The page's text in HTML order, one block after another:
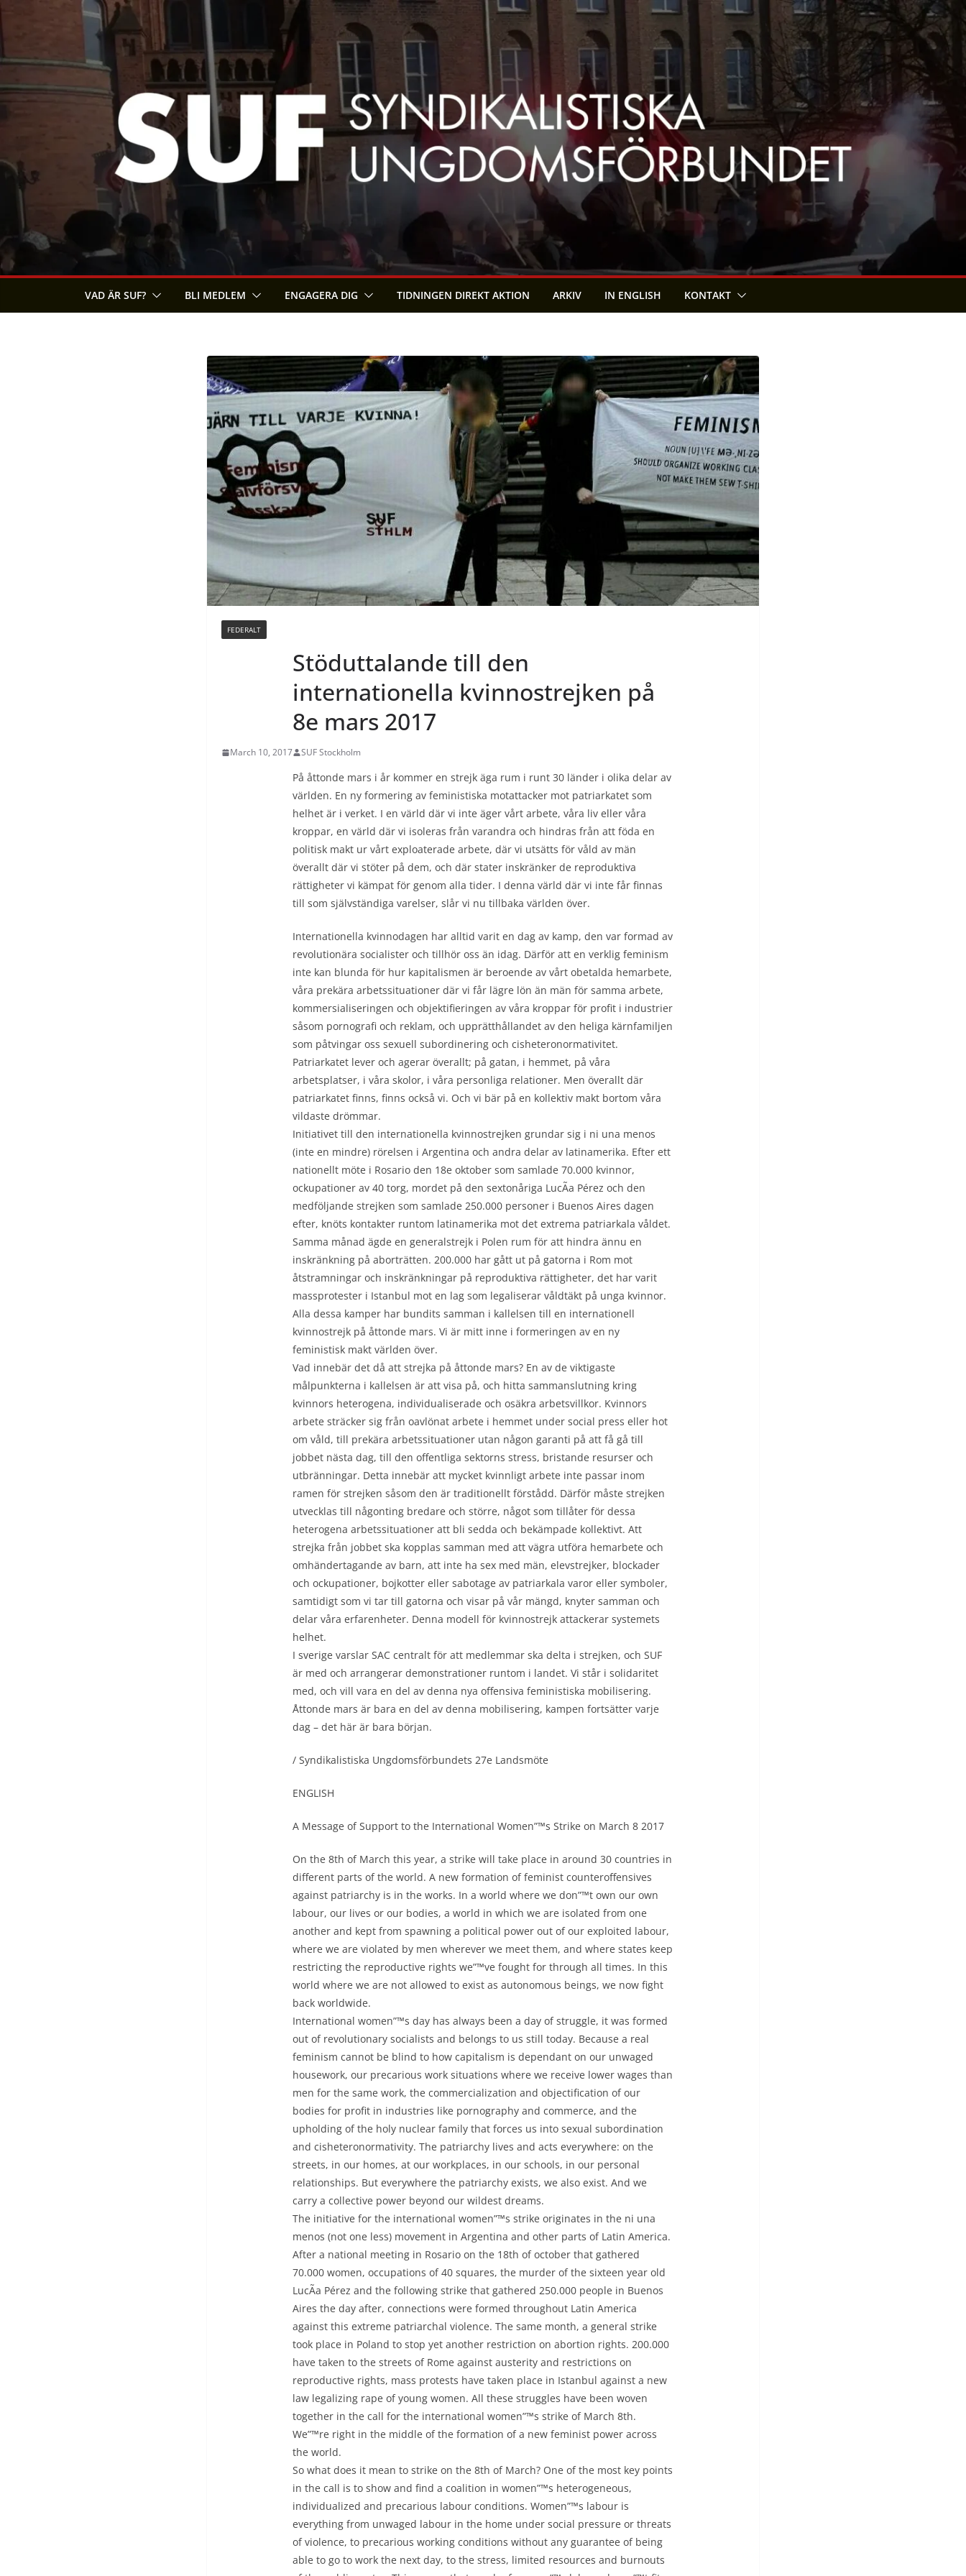
VAD ÄR SUF? BLI MEDLEM ENGAGERA DIG TIDNINGEN DIREKT AKTION ARKIV IN ENGLISH KONTAKT
FEDERALT
Stöduttalande till den
internationella kvinnostrejken på
8e mars 2017
March 10, 2017 SUF Stockholm
På åttonde mars i år kommer en strejk äga rum i runt 30 länder i olika delar av
världen. En ny formering av feministiska motattacker mot patriarkatet som
helhet är i verket. I en värld där vi inte äger vårt arbete, våra liv eller våra
kroppar, en värld där vi isoleras från varandra och hindras från att föda en
politisk makt ur vårt exploaterade arbete, där vi utsätts för våld av män
överallt där vi stöter på dem, och där stater inskränker de reproduktiva
rättigheter vi kämpat för genom alla tider. I denna värld där vi inte får finnas
till som självständiga varelser, slår vi nu tillbaka världen över.
Internationella kvinnodagen har alltid varit en dag av kamp, den var formad av
revolutionära socialister och tillhör oss än idag. Därför att en verklig feminism
inte kan blunda för hur kapitalismen är beroende av vårt obetalda hemarbete,
våra prekära arbetssituationer där vi får lägre lön än män för samma arbete,
kommersialiseringen och objektifieringen av våra kroppar för profit i industrier
såsom pornografi och reklam, och upprätthållandet av den heliga kärnfamiljen
som påtvingar oss sexuell subordinering och cisheteronormativitet.
Patriarkatet lever och agerar överallt; på gatan, i hemmet, på våra
arbetsplatser, i våra skolor, i våra personliga relationer. Men överallt där
patriarkatet finns, finns också vi. Och vi bär på en kollektiv makt bortom våra
vildaste drömmar.
Initiativet till den internationella kvinnostrejken grundar sig i ni una menos
(inte en mindre) rörelsen i Argentina och andra delar av latinamerika. Efter ett
nationellt möte i Rosario den 18e oktober som samlade 70.000 kvinnor,
ockupationer av 40 torg, mordet på den sextonåriga LucÃ­a Pérez och den
medföljande strejken som samlade 250.000 personer i Buenos Aires dagen
efter, knöts kontakter runtom latinamerika mot det extrema patriarkala våldet.
Samma månad ägde en generalstrejk i Polen rum för att hindra ännu en
inskränkning på aborträtten. 200.000 har gått ut på gatorna i Rom mot
åtstramningar och inskränkningar på reproduktiva rättigheter, det har varit
massprotester i Istanbul mot en lag som legaliserar våldtäkt på unga kvinnor.
Alla dessa kamper har bundits samman i kallelsen till en internationell
kvinnostrejk på åttonde mars. Vi är mitt inne i formeringen av en ny
feministisk makt världen över.
Vad innebär det då att strejka på åttonde mars? En av de viktigaste
målpunkterna i kallelsen är att visa på, och hitta sammanslutning kring
kvinnors heterogena, individualiserade och osäkra arbetsvillkor. Kvinnors
arbete sträcker sig från oavlönat arbete i hemmet under social press eller hot
om våld, till prekära arbetssituationer utan någon garanti på att få gå till
jobbet nästa dag, till den offentliga sektorns stress, bristande resurser och
utbränningar. Detta innebär att mycket kvinnligt arbete inte passar inom
ramen för strejken såsom den är traditionellt förstådd. Därför måste strejken
utvecklas till någonting bredare och större, något som tillåter för dessa
heterogena arbetssituationer att bli sedda och bekämpade kollektivt. Att
strejka från jobbet ska kopplas samman med att vägra utföra hemarbete och
omhändertagande av barn, att inte ha sex med män, elevstrejker, blockader
och ockupationer, bojkotter eller sabotage av patriarkala varor eller symboler,
samtidigt som vi tar till gatorna och visar på vår mängd, knyter samman och
delar våra erfarenheter. Denna modell för kvinnostrejk attackerar systemets
helhet.
I sverige varslar SAC centralt för att medlemmar ska delta i strejken, och SUF
är med och arrangerar demonstrationer runtom i landet. Vi står i solidaritet
med, och vill vara en del av denna nya offensiva feministiska mobilisering.
Åttonde mars är bara en del av denna mobilisering, kampen fortsätter varje
dag – det här är bara början.
/ Syndikalistiska Ungdomsförbundets 27e Landsmöte
ENGLISH
A Message of Support to the International Women”™s Strike on March 8 2017
On the 8th of March this year, a strike will take place in around 30 countries in
different parts of the world. A new formation of feminist counteroffensives
against patriarchy is in the works. In a world where we don”™t own our own
labour, our lives or our bodies, a world in which we are isolated from one
another and kept from spawning a political power out of our exploited labour,
where we are violated by men wherever we meet them, and where states keep
restricting the reproductive rights we”™ve fought for through all times. In this
world where we are not allowed to exist as autonomous beings, we now fight
back worldwide.
International women”™s day has always been a day of struggle, it was formed
out of revolutionary socialists and belongs to us still today. Because a real
feminism cannot be blind to how capitalism is dependant on our unwaged
housework, our precarious work situations where we receive lower wages than
men for the same work, the commercialization and objectification of our
bodies for profit in industries like pornography and commerce, and the
upholding of the holy nuclear family that forces us into sexual subordination
and cisheteronormativity. The patriarchy lives and acts everywhere: on the
streets, in our homes, at our workplaces, in our schools, in our personal
relationships. But everywhere the patriarchy exists, we also exist. And we
carry a collective power beyond our wildest dreams.
The initiative for the international women”™s strike originates in the ni una
menos (not one less) movement in Argentina and other parts of Latin America.
After a national meeting in Rosario on the 18th of october that gathered
70.000 women, occupations of 40 squares, the murder of the sixteen year old
LucÃ­a Pérez and the following strike that gathered 250.000 people in Buenos
Aires the day after, connections were formed throughout Latin America
against this extreme patriarchal violence. The same month, a general strike
took place in Poland to stop yet another restriction on abortion rights. 200.000
have taken to the streets of Rome against austerity and restrictions on
reproductive rights, mass protests have taken place in Istanbul against a new
law legalizing rape of young women. All these struggles have been woven
together in the call for the international women”™s strike of March 8th.
We”™re right in the middle of the formation of a new feminist power across
the world.
So what does it mean to strike on the 8th of March? One of the most key points
in the call is to show and find a coalition in women”™s heterogeneous,
individualized and precarious labour conditions. Women”™s labour is
everything from unwaged labour in the home under social pressure or threats
of violence, to precarious working conditions without any guarantee of being
able to go to work the next day, to the stress, limited resources and burnouts